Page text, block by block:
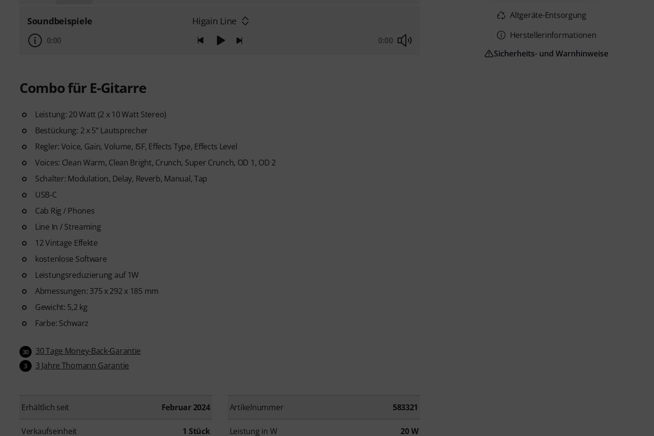
Soundbeispiele Higain Line
0:00 0:00
Combo für E-Gitarre
Leistung: 20 Watt (2 x 10 Watt Stereo)
Bestückung: 2 x 5“ Lautsprecher
Regler: Voice, Gain, Volume, ISF, Effects Type, Effects Level
Voices: Clean Warm, Clean Bright, Crunch, Super Crunch, OD 1, OD 2
Schalter: Modulation, Delay, Reverb, Manual, Tap
USB-C
Cab Rig / Phones
Line In / Streaming
12 Vintage Effekte
kostenlose Software
Leistungsreduzierung auf 1W
Abmessungen: 375 x 292 x 185 mm
Gewicht: 5,2 kg
Farbe: Schwarz
30 30 Tage Money-Back-Garantie
3 3 Jahre Thomann Garantie
Erhältlich seit Februar 2024 Artikelnummer 583321
Verkaufseinheit 1 Stück Leistung in W 20 W
Altgeräte-Entsorgung
Herstellerinformationen
Sicherheits- und Warnhinweise